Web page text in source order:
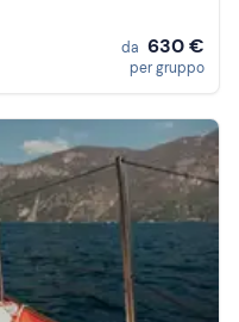
da 630 €
per gruppo